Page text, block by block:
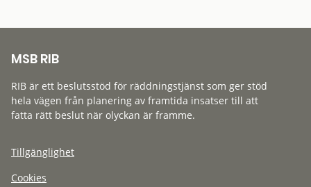
MSB RIB
RIB är ett beslutsstöd för räddningstjänst som ger stöd
hela vägen från planering av framtida insatser till att
fatta rätt beslut när olyckan är framme.
Tillgänglighet
Cookies